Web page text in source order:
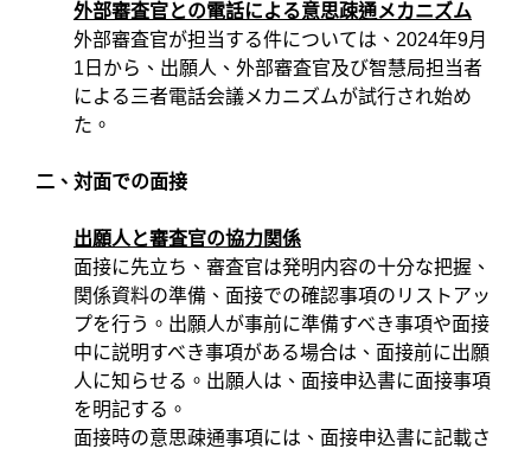
外部審査官との電話による意思疎通メカニズム
外部審査官が担当する件については、 2024年9月
1 日から、出願人、外部審査官及び智慧局担当者
による三者電話会議メカニズムが試行され始め
た。
二、対面での面接
出願人と審査官の協力関係
面接に先立ち、審査官は発明内容の十分な把握、
関係資料の準備、面接での確認事項のリストアッ
プを行う。出願人が事前に準備すべき事項や面接
中に説明すべき事項がある場合は、面接前に出願
人に知らせる。出願人は、面接申込書に面接事項
を明記する。
面接時の意思疎通事項には、面接申込書に記載さ